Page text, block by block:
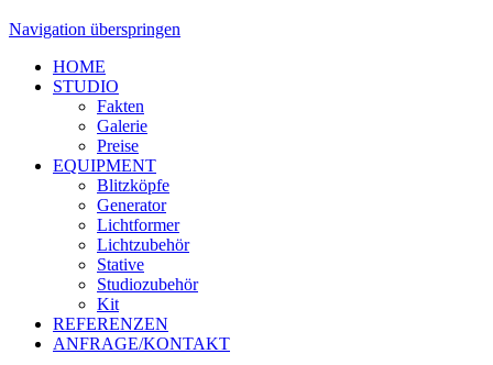
Navigation überspringen
HOME
STUDIO
Fakten
Galerie
Preise
EQUIPMENT
Blitzköpfe
Generator
Lichtformer
Lichtzubehör
Stative
Studiozubehör
Kit
REFERENZEN
ANFRAGE/KONTAKT